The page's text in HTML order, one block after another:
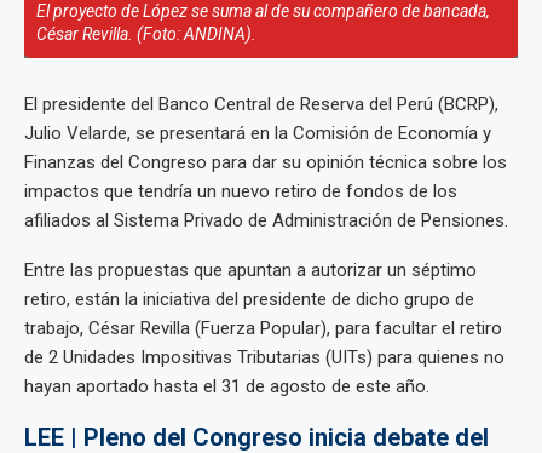
El proyecto de López se suma al de su compañero de bancada,
César Revilla. (Foto: ANDINA).
El presidente del Banco Central de Reserva del Perú (BCRP),
Julio Velarde, se presentará en la Comisión de Economía y
Finanzas del Congreso para dar su opinión técnica sobre los
impactos que tendría un nuevo retiro de fondos de los
afiliados al Sistema Privado de Administración de Pensiones.
Entre las propuestas que apuntan a autorizar un séptimo
retiro, están la iniciativa del presidente de dicho grupo de
trabajo, César Revilla (Fuerza Popular), para facultar el retiro
de 2 Unidades Impositivas Tributarias (UITs) para quienes no
hayan aportado hasta el 31 de agosto de este año.
LEE | Pleno del Congreso inicia debate del